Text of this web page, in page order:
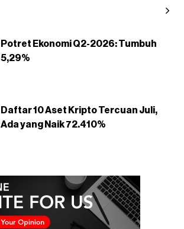
Potret Ekonomi Q2-2026: Tumbuh
5,29%
Daftar 10 Aset Kripto Tercuan Juli,
Ada yang Naik 72.410%